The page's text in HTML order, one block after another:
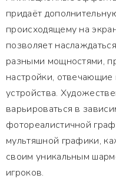
придаёт
происходящему на
позволяет
разными мощностями,
настройки,
устройства.
варьироваться в
фотореалистичной
мультяшной графики,
своим уникальным
игроков.